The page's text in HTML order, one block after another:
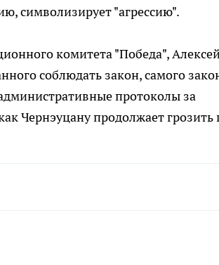
символизирует "агрессию".
комитета "Победа",
соблюдать закон, самого
протоколы за
Чернэуцану продолжает